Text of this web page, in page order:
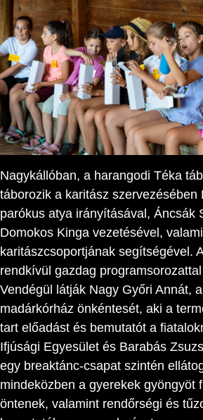
Nagykállóban, a harangodi Téka
táborozik a karitász szervezésében
parókus atya irányításával, Áncsák
Domokos Kinga vezetésével,
karitászcsoportjának segítségével.
rendkívül gazdag
Vendégül látják Nagy Győri Annát,
madárkórház önkéntesét, aki a
tart előadást és bemutatót a
Ifjúsági Egyesület és Barabás
egy breaktánc-csapat szintén
mindeközben a gyerekek gyöngyöt
öntenek, valamint rendőrségi és